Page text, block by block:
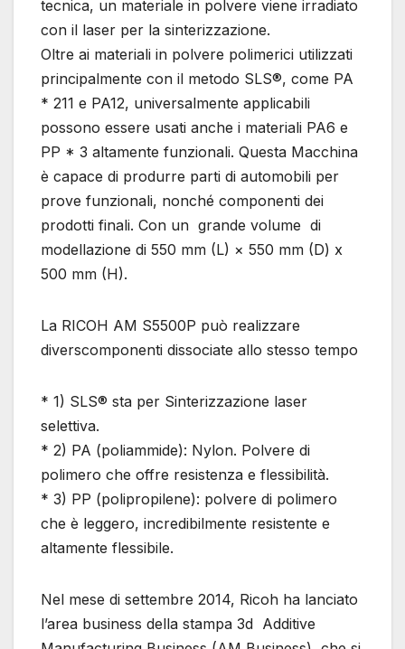
tecnica, un materiale in polvere viene irradiato
con il laser per la sinterizzazione.
Oltre ai materiali in polvere polimerici utilizzati
principalmente con il metodo SLS®, come PA
* 211 e PA12, universalmente applicabili
possono essere usati anche i materiali PA6 e
PP * 3 altamente funzionali. Questa Macchina
è capace di produrre parti di automobili per
prove funzionali, nonché componenti dei
prodotti finali. Con un grande volume di
modellazione di 550 mm (L) × 550 mm (D) x
500 mm (H).
La RICOH AM S5500P può realizzare
diverscomponenti dissociate allo stesso tempo
* 1) SLS® sta per Sinterizzazione laser
selettiva.
* 2) PA (poliammide): Nylon. Polvere di
polimero che offre resistenza e flessibilità.
* 3) PP (polipropilene): polvere di polimero
che è leggero, incredibilmente resistente e
altamente flessibile.
Nel mese di settembre 2014, Ricoh ha lanciato
l’area business della stampa 3d Additive